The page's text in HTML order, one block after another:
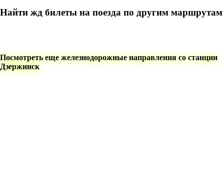
Найти жд билеты на поезда по другим маршрутам
Посмотреть еще железнодорожные направления со станции
Дзержинск